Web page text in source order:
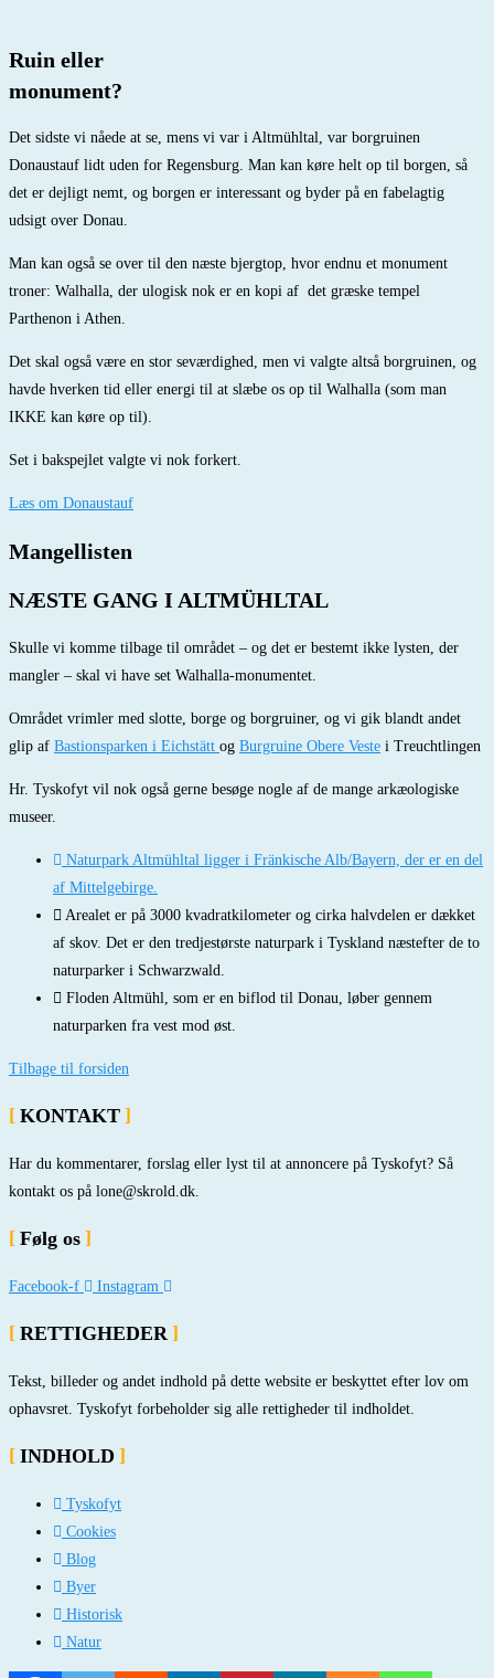
Ruin eller
monument?
Det sidste vi nåede at se, mens vi var i Altmühltal, var borgruinen
Donaustauf lidt uden for Regensburg. Man kan køre helt op til borgen, så
det er dejligt nemt, og borgen er interessant og byder på en fabelagtig
udsigt over Donau.
Man kan også se over til den næste bjergtop, hvor endnu et monument
troner: Walhalla, der ulogisk nok er en kopi af det græske tempel
Parthenon i Athen.
Det skal også være en stor seværdighed, men vi valgte altså borgruinen, og
havde hverken tid eller energi til at slæbe os op til Walhalla (som man
IKKE kan køre op til).
Set i bakspejlet valgte vi nok forkert.
Læs om Donaustauf
Mangellisten
NÆSTE GANG I ALTMÜHLTAL
Skulle vi komme tilbage til området – og det er bestemt ikke lysten, der
mangler – skal vi have set Walhalla-monumentet.
Området vrimler med slotte, borge og borgruiner, og vi gik blandt andet
glip af Bastionsparken i Eichstätt og Burgruine Obere Veste i Treuchtlingen
Hr. Tyskofyt vil nok også gerne besøge nogle af de mange arkæologiske
museer.
Naturpark Altmühltal ligger i Fränkische Alb/Bayern, der er en del
af Mittelgebirge.
Arealet er på 3000 kvadratkilometer og cirka halvdelen er dækket
af skov. Det er den tredjestørste naturpark i Tyskland næstefter de to
naturparker i Schwarzwald.
Floden Altmühl, som er en biflod til Donau, løber gennem
naturparken fra vest mod øst.
Tilbage til forsiden
KONTAKT
Har du kommentarer, forslag eller lyst til at annoncere på Tyskofyt? Så
kontakt os på lone@skrold.dk.
Følg os
Facebook-f Instagram
RETTIGHEDER
Tekst, billeder og andet indhold på dette website er beskyttet efter lov om
ophavsret. Tyskofyt forbeholder sig alle rettigheder til indholdet.
INDHOLD
Tyskofyt
Cookies
Blog
Byer
Historisk
Natur